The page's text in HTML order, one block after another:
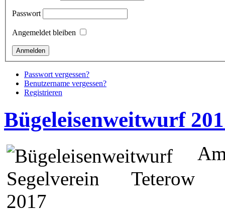
Passwort
Angemeldet bleiben
Passwort vergessen?
Benutzername vergessen?
Registrieren
Bügeleisenweitwurf